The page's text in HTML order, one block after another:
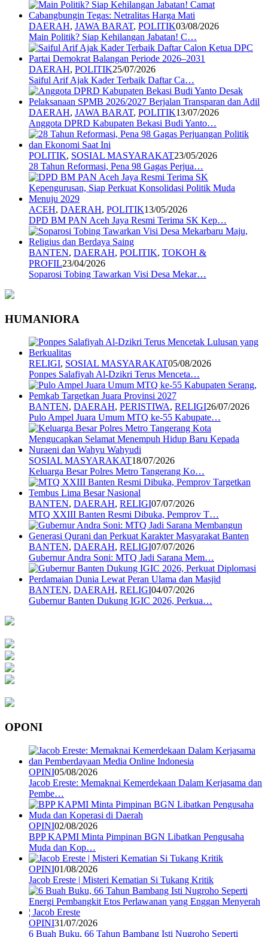
DAERAH, JAWA BARAT, POLITIK03/08/2026
Main Politik? Siap Kehilangan Jabatan! C…
DAERAH, POLITIK25/07/2026
Saiful Arif Ajak Kader Terbaik Daftar Ca…
DAERAH, JAWA BARAT, POLITIK13/07/2026
Anggota DPRD Kabupaten Bekasi Budi Yanto…
POLITIK, SOSIAL MASYARAKAT23/05/2026
28 Tahun Reformasi, Pena 98 Gagas Perjua…
ACEH, DAERAH, POLITIK13/05/2026
DPD BM PAN Aceh Jaya Resmi Terima SK Kep…
BANTEN, DAERAH, POLITIK, TOKOH &
PROFIL23/04/2026
Soparosi Tobing Tawarkan Visi Desa Mekar…
HUMANIORA
RELIGI, SOSIAL MASYARAKAT05/08/2026
Ponpes Salafiyah Al-Dzikri Terus Menceta…
BANTEN, DAERAH, PERISTIWA, RELIGI26/07/2026
Pulo Ampel Juara Umum MTQ ke-55 Kabupate…
SOSIAL MASYARAKAT18/07/2026
Keluarga Besar Polres Metro Tangerang Ko…
BANTEN, DAERAH, RELIGI07/07/2026
MTQ XXIII Banten Resmi Dibuka, Pemprov T…
BANTEN, DAERAH, RELIGI07/07/2026
Gubernur Andra Soni: MTQ Jadi Sarana Mem…
BANTEN, DAERAH, RELIGI04/07/2026
Gubernur Banten Dukung IGIC 2026, Perkua…
OPONI
OPINI05/08/2026
Jacob Ereste: Memaknai Kemerdekaan Dalam Kerjasama dan
Pembe…
OPINI02/08/2026
BPP KAPMI Minta Pimpinan BGN Libatkan Pengusaha
Muda dan Kop…
OPINI01/08/2026
Jacob Ereste | Misteri Kematian Si Tukang Kritik
OPINI31/07/2026
6 Buah Buku, 66 Tahun Bambang Isti Nugroho Seperti